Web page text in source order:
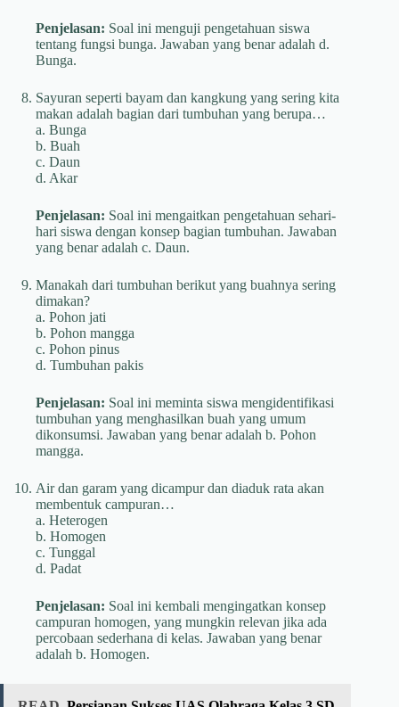
Penjelasan: Soal ini menguji pengetahuan siswa
tentang fungsi bunga. Jawaban yang benar adalah d.
Bunga.
Sayuran seperti bayam dan kangkung yang sering kita
makan adalah bagian dari tumbuhan yang berupa…
a. Bunga
b. Buah
c. Daun
d. Akar
Penjelasan: Soal ini mengaitkan pengetahuan sehari-
hari siswa dengan konsep bagian tumbuhan. Jawaban
yang benar adalah c. Daun.
Manakah dari tumbuhan berikut yang buahnya sering
dimakan?
a. Pohon jati
b. Pohon mangga
c. Pohon pinus
d. Tumbuhan pakis
Penjelasan: Soal ini meminta siswa mengidentifikasi
tumbuhan yang menghasilkan buah yang umum
dikonsumsi. Jawaban yang benar adalah b. Pohon
mangga.
Air dan garam yang dicampur dan diaduk rata akan
membentuk campuran…
a. Heterogen
b. Homogen
c. Tunggal
d. Padat
Penjelasan: Soal ini kembali mengingatkan konsep
campuran homogen, yang mungkin relevan jika ada
percobaan sederhana di kelas. Jawaban yang benar
adalah b. Homogen.